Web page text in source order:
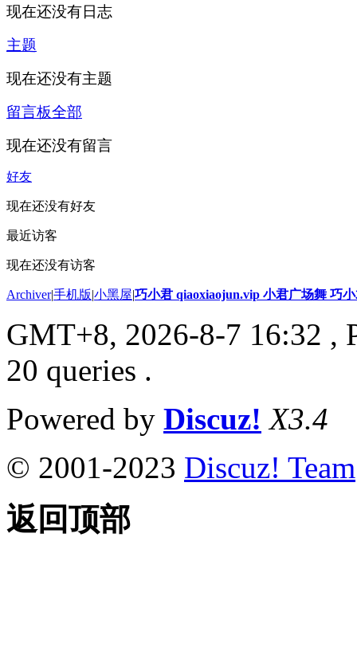
现在还没有日志
主题
现在还没有主题
留言板全部
现在还没有留言
好友
现在还没有好友
最近访客
现在还没有访客
Archiver|手机版|小黑屋|巧小君 qiaoxiaojun.vip 小君广场舞 巧
GMT+8, 2026-8-7 16:32 ,
20 queries .
Powered by Discuz! X3.4
© 2001-2023 Discuz! Team
返回顶部